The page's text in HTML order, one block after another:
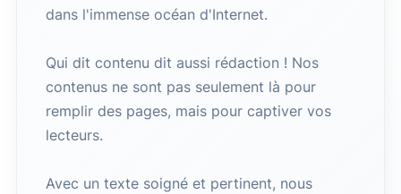
dans l'immense océan d'Internet.
Qui dit contenu dit aussi rédaction ! Nos
contenus ne sont pas seulement là pour
remplir des pages, mais pour captiver vos
lecteurs.
Avec un texte soigné et pertinent, nous